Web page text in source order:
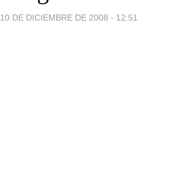
10 DE DICIEMBRE DE 2008 - 12:51